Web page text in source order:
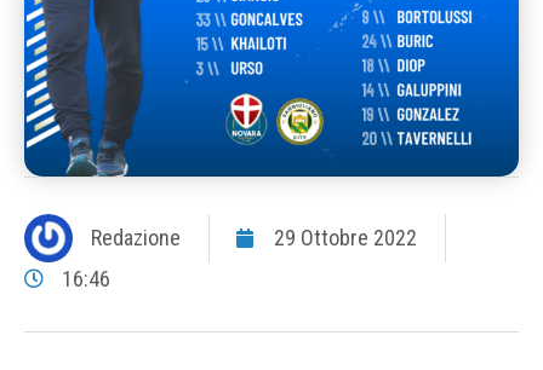
Redazione
29 Ottobre 2022
16:46